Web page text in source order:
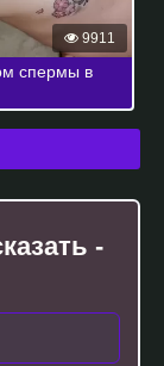
9911
спермы в
-